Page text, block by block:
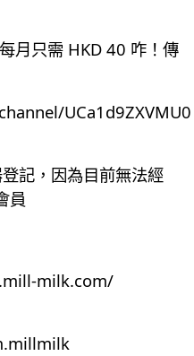
月只需 HKD 40 咋！傳
UCa1d9ZXVMU0
記，因為目前無法經
員
milk.com/